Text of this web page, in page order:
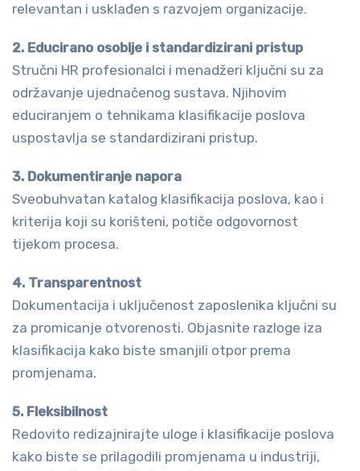
relevantan i usklađen s razvojem organizacije.
2. Educirano osoblje i standardizirani pristup
Stručni HR profesionalci i menadžeri ključni su za
održavanje ujednačenog sustava. Njihovim
educiranjem o tehnikama klasifikacije poslova
uspostavlja se standardizirani pristup.
3. Dokumentiranje napora
Sveobuhvatan katalog klasifikacija poslova, kao i
kriterija koji su korišteni, potiče odgovornost
tijekom procesa.
4. Transparentnost
Dokumentacija i uključenost zaposlenika ključni su
za promicanje otvorenosti. Objasnite razloge iza
klasifikacija kako biste smanjili otpor prema
promjenama.
5. Fleksibilnost
Redovito redizajnirajte uloge i klasifikacije poslova
kako biste se prilagodili promjenama u industriji,